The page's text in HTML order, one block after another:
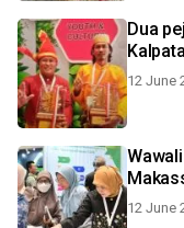
Dua
12 June
12 June